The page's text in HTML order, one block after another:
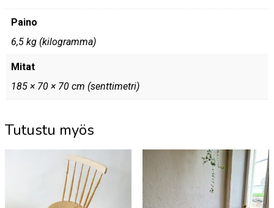
Paino
6,5 kg (kilogramma)
Mitat
185 × 70 × 70 cm (senttimetri)
Tutustu myös